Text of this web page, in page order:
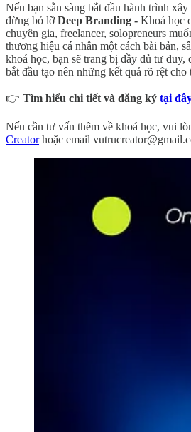
Nếu bạn sẵn sàng bắt đầu hành trình
đừng bỏ lỡDeep Branding - Khoá học
chuyên gia, freelancer, solopreneurs
thương hiệu cá nhân một cách bài bản,
khoá học, bạn sẽ trang bị đầy đủ tư duy,
bắt đầu tạo nên những kết quả rõ rệt
👉 Tìm hiểu chi tiết và đăng ký tại đây
Nếu cần tư vấn thêm về khoá học, vui
Creatorhoặc email